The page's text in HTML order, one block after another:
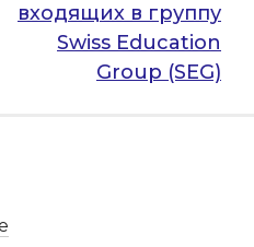
входящих в группу
Swiss Education
Group (SEG)